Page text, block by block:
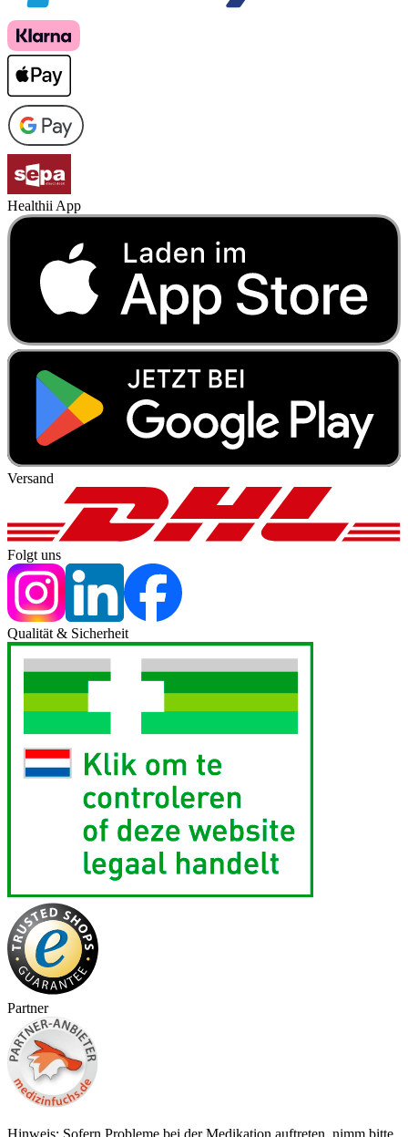
Healthii App
Versand
Folgt uns
Qualität & Sicherheit
Partner
Hinweis: Sofern Probleme bei der Medikation auftreten, nimm bitte